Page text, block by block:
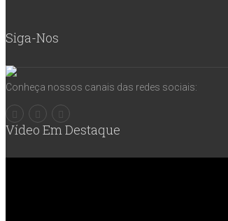
Siga-Nos
Conheça nossos canais das redes sociais:
Vídeo Em Destaque